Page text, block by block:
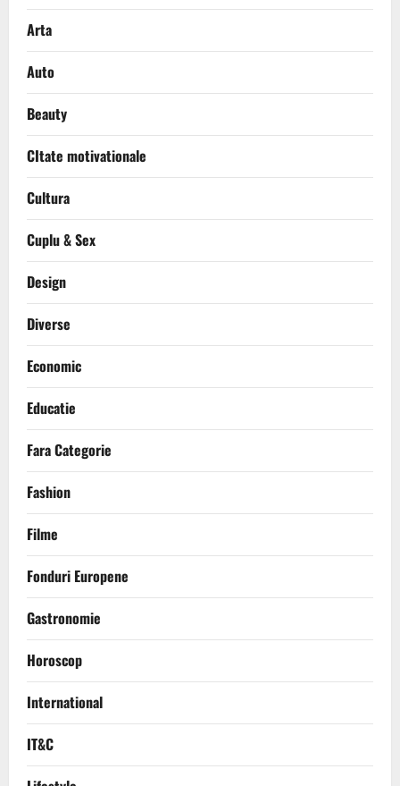
Arta
Auto
Beauty
CItate motivationale
Cultura
Cuplu & Sex
Design
Diverse
Economic
Educatie
Fara Categorie
Fashion
Filme
Fonduri Europene
Gastronomie
Horoscop
International
IT&C